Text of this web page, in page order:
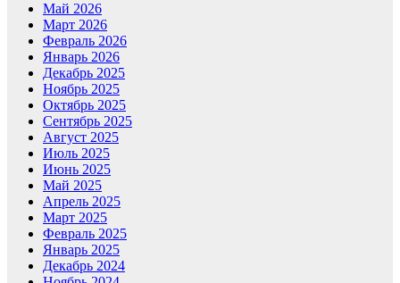
Май 2026
Март 2026
Февраль 2026
Январь 2026
Декабрь 2025
Ноябрь 2025
Октябрь 2025
Сентябрь 2025
Август 2025
Июль 2025
Июнь 2025
Май 2025
Апрель 2025
Март 2025
Февраль 2025
Январь 2025
Декабрь 2024